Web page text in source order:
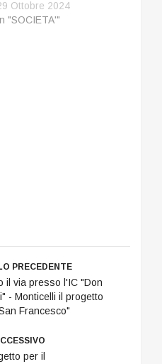
Ottobre 2024
"SOCIETA'"
PRECEDENTE
il via presso l'IC "Don
- Monticelli il progetto
Francesco"
per il